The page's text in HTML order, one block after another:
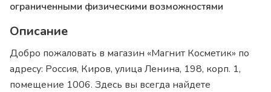
ограниченными физическими возможностями
Описание
Добро пожаловать в магазин «Магнит Косметик» по
адресу: Россия, Киров, улица Ленина, 198, корп. 1,
помещение 1006. Здесь вы всегда найдете